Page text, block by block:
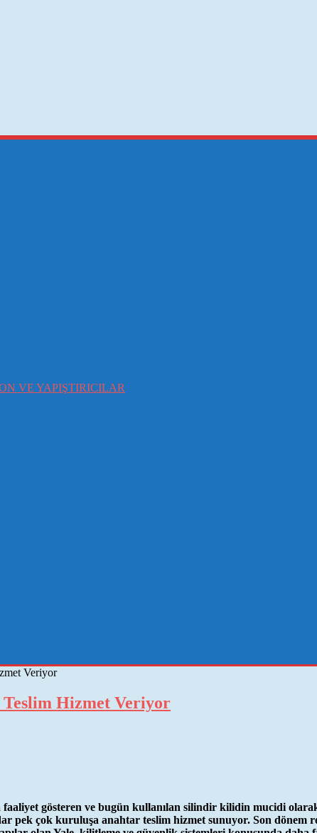
VE YAPIŞTIRICILAR
Veriyor
Hizmet Veriyor
gösteren ve bugün kullanılan silindir kilidin mucidi
pek çok kuruluşa anahtar teslim hizmet sunuyor. Son dönem